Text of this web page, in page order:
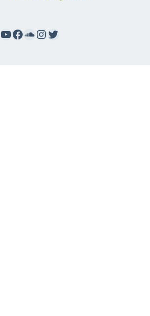
YouTube
Facebook
SoundCloud
Instagram
Twitter